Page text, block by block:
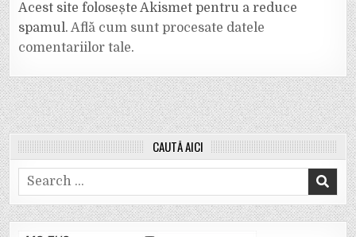
Acest site folosește Akismet pentru a reduce
spamul.Află cum sunt procesate datele
comentariilor tale.
CAUTĂ AICI
Search
for: